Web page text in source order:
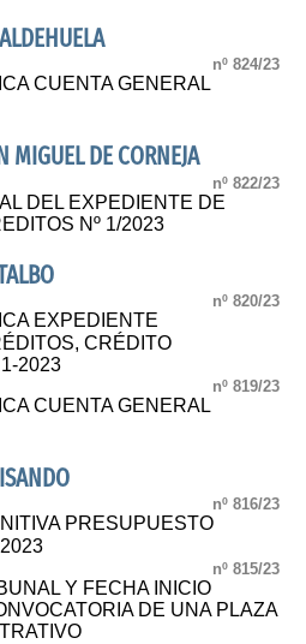
nº 824/23
CUENTA GENERAL
MIGUEL DE CORNEJA
nº 822/23
DEL EXPEDIENTE DE
Nº 1/2023
nº 820/23
EXPEDIENTE
CRÉDITO
2023
nº 819/23
CUENTA GENERAL
nº 816/23
PRESUPUESTO
nº 815/23
Y FECHA INICIO
DE UNA PLAZA